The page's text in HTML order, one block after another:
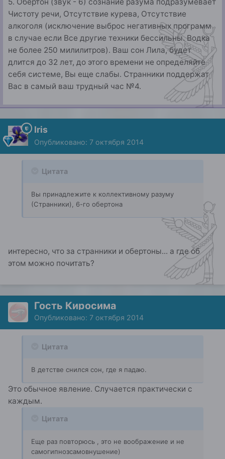
Чистоту речи, Отсутствие курева, Отсутствие
алкоголя (исключение выброс негативных программ
в случае если Все другие техники бессильны. Водка
не более 250 милилитров). Ваш сон Лила, будет
длится до 32 лет, до этого времени не определяйте
себя системе, Вы еще слабы. Странники поддержат
Вас в самый ваш трудный час №4.
Iris
Опубликовано: 7 октября 2014
Цитата
Вы принадлежите к коллективному разуму
(Странники), 6-го обертона
интересно, что за странники и обертоны... а где об
этом можно почитать?
Гость Киросима
Опубликовано: 7 октября 2014
Цитата
В детстве снился сон, где я падаю.
Это обычное явление. Случается практически с
каждым.
Цитата
Еще раз повторюсь , это не воображение и не
самогипнозсамовнушение)